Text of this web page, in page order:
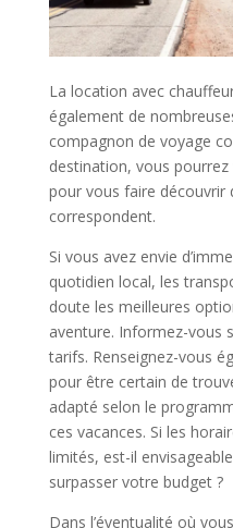
La location avec
également de
compagnon de voyage
destination, vous
pour vous faire découvrir
correspondent.
Si vous avez envie
quotidien local, les
doute les meilleures
aventure. Informez-vous
tarifs. Renseignez-vous
pour être certain de
adapté selon le
ces vacances. Si les
limités, est-il
surpasser votre budget ?
Dans l’éventualité où